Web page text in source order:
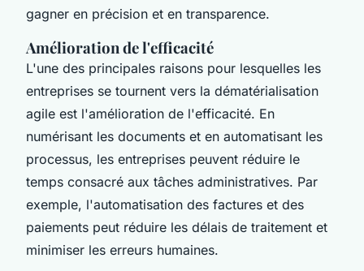
gagner en précision et en transparence.
Amélioration de l'efficacité
L'une des principales raisons pour lesquelles les
entreprises se tournent vers la dématérialisation
agile est l'amélioration de l'efficacité. En
numérisant les documents et en automatisant les
processus, les entreprises peuvent réduire le
temps consacré aux tâches administratives. Par
exemple, l'automatisation des factures et des
paiements peut réduire les délais de traitement et
minimiser les erreurs humaines.